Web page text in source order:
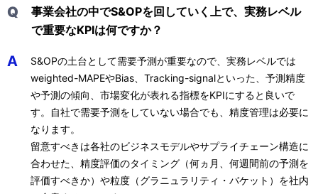
Q
事業会社の中でS&OPを回していく上で、実務レベル
で重要なKPIは何ですか？
A
S&OPの土台として需要予測が重要なので、実務レベルでは
weighted-MAPEやBias、Tracking-signalといった、予測精度
や予測の傾向、市場変化が表れる指標をKPIにすると良いで
す。自社で需要予測をしていない場合でも、精度管理は必要に
なります。
留意すべきは各社のビジネスモデルやサプライチェーン構造に
合わせた、精度評価のタイミング（何ヵ月、何週間前の予測を
評価すべきか）や粒度（グラニュラリティ・バケット）を社内